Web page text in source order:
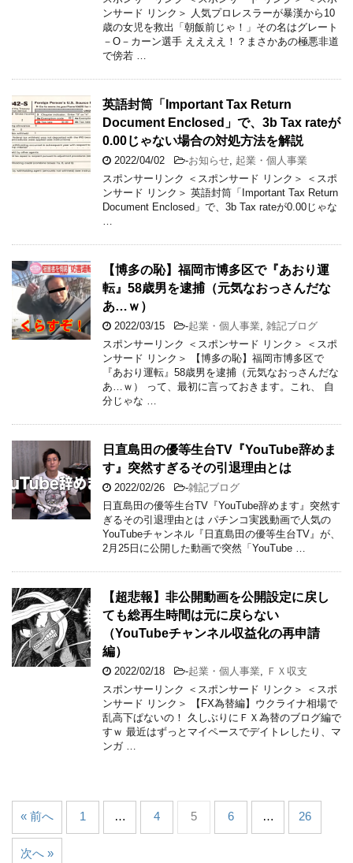
ンサード リンク＞ 人気プロレスラーが暴漢から10
歳の女児を救出「朝飯前じゃ！」その名はグレート
－O－カーン選手 ええええ！？まさかあの極悪非道
で傍若 …
英語封筒「Important Tax Return
Document Enclosed」で、3b Tax rateが
0.00じゃない場合の対処方法を解説
2022/04/02 -お知らせ, 起業・個人事業
スポンサーリンク ＜スポンサード リンク＞ ＜スポ
ンサード リンク＞ 英語封筒「Important Tax Return
Document Enclosed」で、3b Tax rateが0.00じゃな
…
【博多の恥】福岡市博多区で『あおり運
転』58歳男を逮捕（元気なおっさんだな
あ…ｗ）
2022/03/15 -起業・個人事業, 雑記ブログ
スポンサーリンク ＜スポンサード リンク＞ ＜スポ
ンサード リンク＞ 【博多の恥】福岡市博多区で
『あおり運転』58歳男を逮捕（元気なおっさんだな
あ…ｗ） って、最初に言っておきます。これ、 自
分じゃな …
日直島田の優等生台TV『YouTube辞めま
す』突然すぎるその引退理由とは
2022/02/26 -雑記ブログ
日直島田の優等生台TV『YouTube辞めます』突然す
ぎるその引退理由とは パチンコ実践動画で人気の
YouTubeチャンネル『日直島田の優等生台TV』が、
2月25日に公開した動画で突然「YouTube …
【超悲報】非公開動画を公開設定に戻し
ても総再生時間は元に戻らない
（YouTubeチャンネル収益化の再申請
編）
2022/02/18 -起業・個人事業, ＦＸ収支
スポンサーリンク ＜スポンサード リンク＞ ＜スポ
ンサード リンク＞ 【FX為替編】ウクライナ相場で
乱高下ぱないの！ 久しぶりにＦＸ為替のブログ編で
すｗ 最近はずっとマイペースでデイトレしたり、マ
ンガ …
« 前へ 1 … 4 5 6 … 26
次へ »